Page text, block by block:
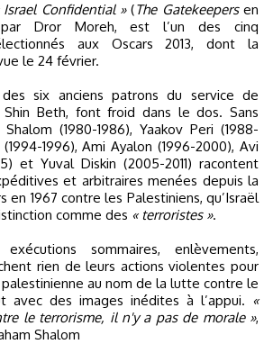
Israel Confidential »(The Gatekeepersen
par Dror Moreh, est l’un des cinq
aux Oscars 2013, dont la
le 24 février.
six anciens patrons du service de
Shin Beth, font froid dans le dos. Sans
(1980-1986), Yaakov Peri (1988-
1996), Ami Ayalon (1996-2000), Avi
et Yuval Diskin (2005-2011) racontent
et arbitraires menées depuis la
en 1967 contre les Palestiniens, qu’Israël
comme des « terroristes ».
sommaires, enlèvements,
rien de leurs actions violentes pour
au nom de la lutte contre le
avec des images inédites à l’appui. «
le terrorisme, il n'y a pas de morale »,
Shalom